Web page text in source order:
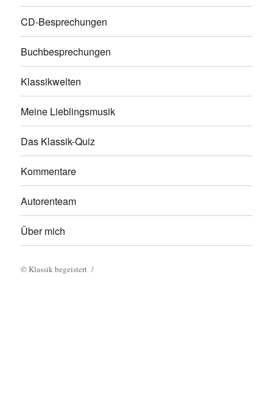
CD-Besprechungen
Buchbesprechungen
Klassikwelten
Meine Lieblingsmusik
Das Klassik-Quiz
Kommentare
Autorenteam
Über mich
©Klassik begeistert